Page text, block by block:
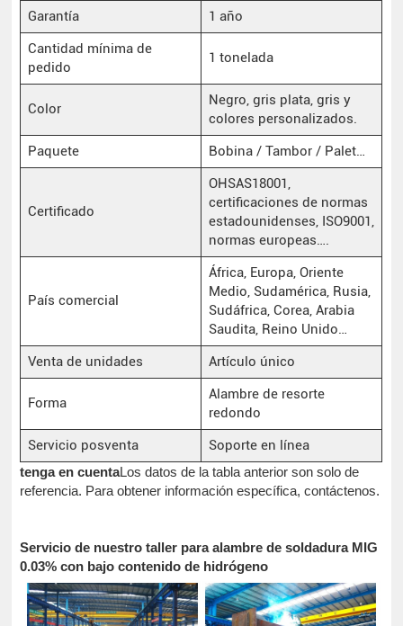
Garantía
1 año
Cantidad mínima de
pedido
1 tonelada
Color
Negro, gris plata, gris y
colores personalizados.
Paquete
Bobina / Tambor / Palet…
Certificado
OHSAS18001,
certificaciones de normas
estadounidenses, ISO9001,
normas europeas….
País comercial
África, Europa, Oriente
Medio, Sudamérica, Rusia,
Sudáfrica, Corea, Arabia
Saudita, Reino Unido…
Venta de unidades
Artículo único
Forma
Alambre de resorte
redondo
Servicio posventa
Soporte en línea
tenga en cuentaLos datos de la tabla anterior son solo de
referencia. Para obtener información específica, contáctenos.
Servicio de nuestro taller para alambre de soldadura MIG
0.03% con bajo contenido de hidrógeno